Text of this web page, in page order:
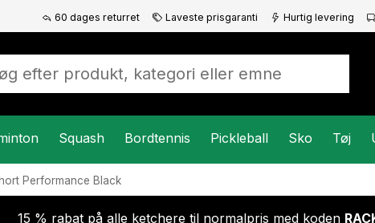
60 dages returret Laveste prisgaranti Hurtig levering
Squash Bordtennis Pickleball Sko Tøj
Performance Black
15 % rabat på alle ketchere til normalpris med koden